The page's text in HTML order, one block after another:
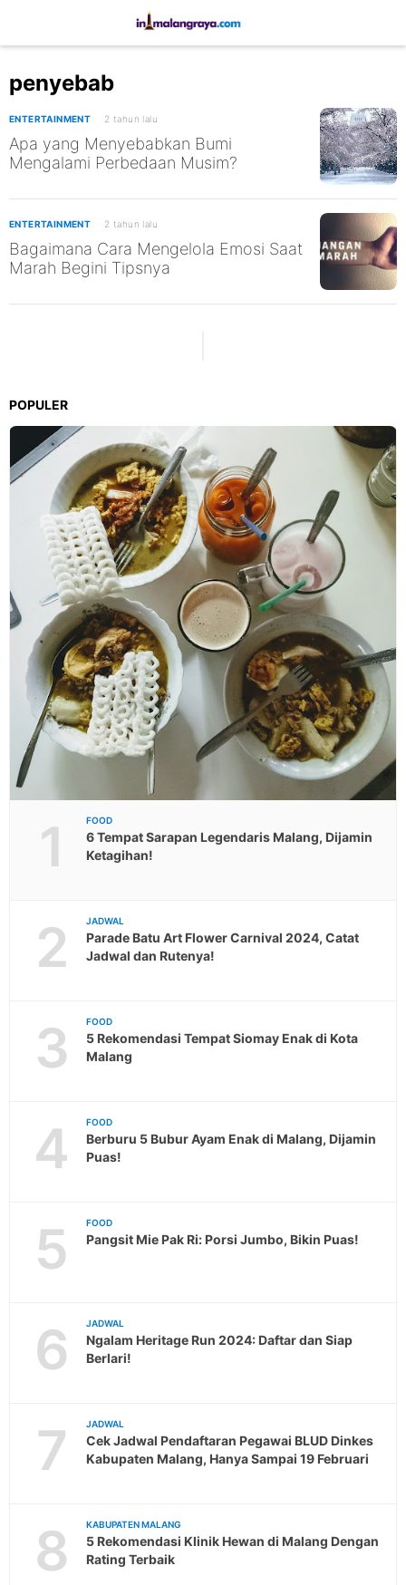
penyebab
ENTERTAINMENT 2 tahun lalu
Apa yang Menyebabkan Bumi
Mengalami Perbedaan Musim?
ENTERTAINMENT 2 tahun lalu
Bagaimana Cara Mengelola Emosi Saat
Marah Begini Tipsnya
POPULER
1 FOOD
6 Tempat Sarapan Legendaris Malang, Dijamin
Ketagihan!
2 JADWAL
Parade Batu Art Flower Carnival 2024, Catat
Jadwal dan Rutenya!
3 FOOD
5 Rekomendasi Tempat Siomay Enak di Kota
Malang
4 FOOD
Berburu 5 Bubur Ayam Enak di Malang, Dijamin
Puas!
5 FOOD
Pangsit Mie Pak Ri: Porsi Jumbo, Bikin Puas!
6 JADWAL
Ngalam Heritage Run 2024: Daftar dan Siap
Berlari!
7 JADWAL
Cek Jadwal Pendaftaran Pegawai BLUD Dinkes
Kabupaten Malang, Hanya Sampai 19 Februari
8 KABUPATEN MALANG
5 Rekomendasi Klinik Hewan di Malang Dengan
Rating Terbaik